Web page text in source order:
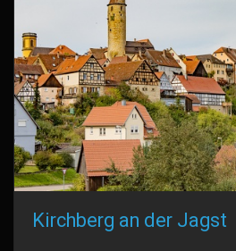
Kirchberg an der Jagst